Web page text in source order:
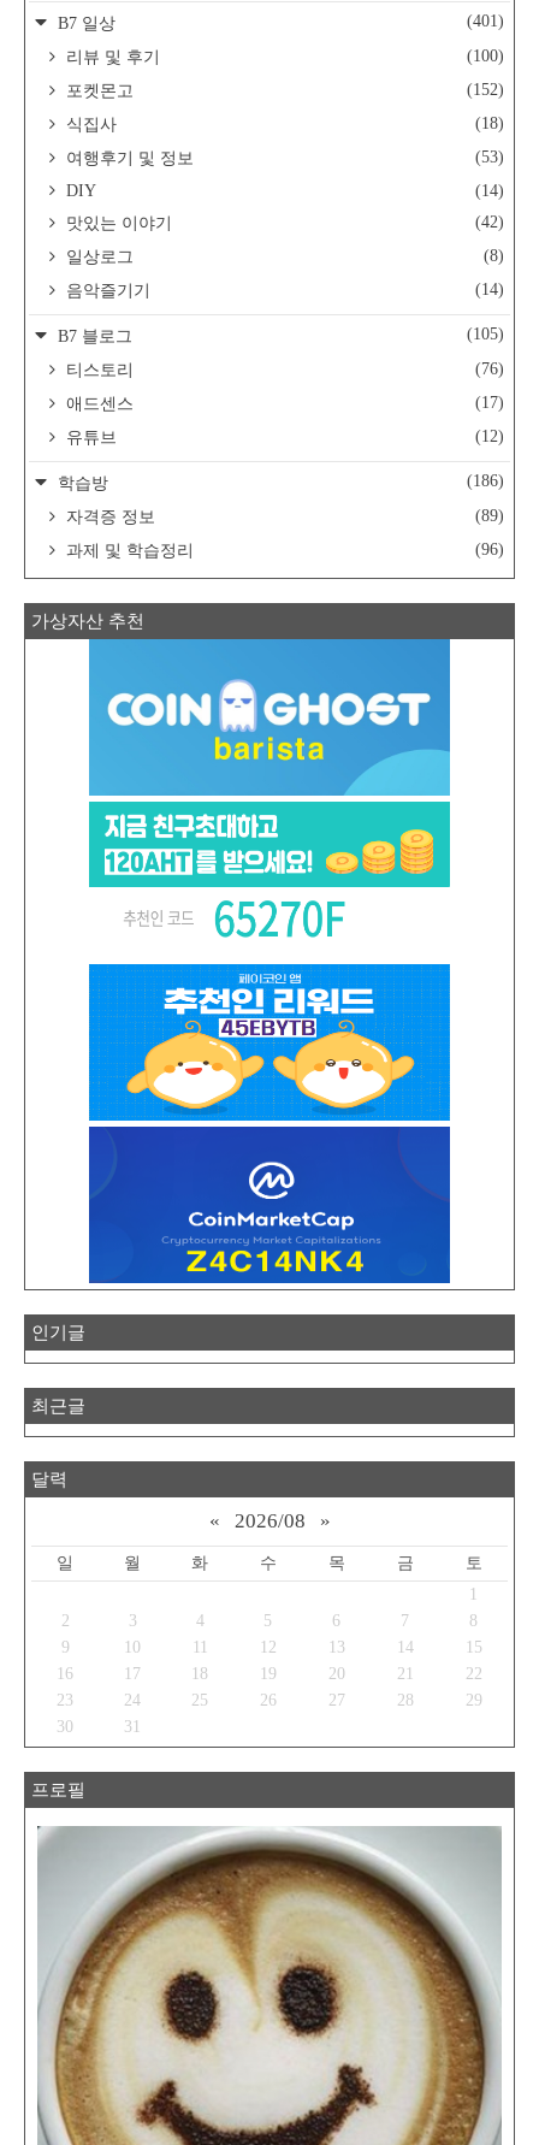
B7 일상
(401)
리뷰 및 후기
(100)
포켓몬고
(152)
식집사
(18)
여행후기 및 정보
(53)
DIY
(14)
맛있는 이야기
(42)
일상로그
(8)
음악즐기기
(14)
B7 블로그
(105)
티스토리
(76)
애드센스
(17)
유튜브
(12)
학습방
(186)
자격증 정보
(89)
과제 및 학습정리
(96)
가상자산 추천
인기글
최근글
달력
« 2026/08 »
일 월 화 수 목 금
토
1
2
3 4 5 6 7
8
9
10 11 12 13 14
15
16
17 18 19 20 21
22
23
24 25 26 27 28
29
30
31
프로필